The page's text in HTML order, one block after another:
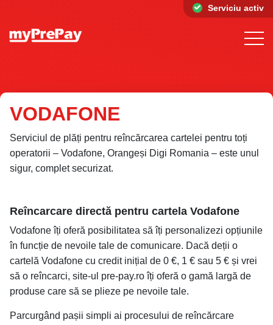
Serviciu activ
VODAFONE
Serviciul de plăți pentru reîncărcarea cartelei pentru toți
operatorii – Vodafone, Orangeși Digi Romania – este unul
sigur, complet securizat.
Reîncarcare directă pentru cartela Vodafone
Vodafone îți oferă posibilitatea să îți personalizezi opțiunile
în funcție de nevoile tale de comunicare. Dacă deții o
cartelă Vodafone cu credit inițial de 0 €, 1 € sau 5 € și vrei
să o reîncarci, site-ul pre-pay.ro îți oferă o gamă largă de
produse care să se plieze pe nevoile tale.
Parcurgând pașii simpli ai procesului de reîncărcare